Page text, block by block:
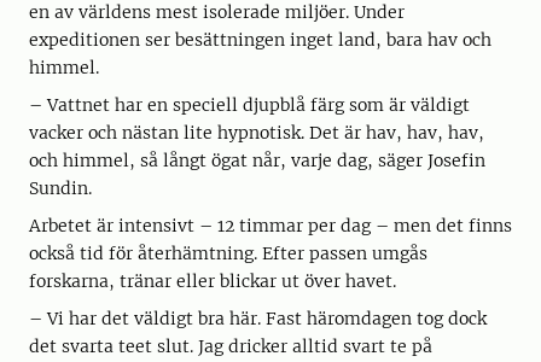
en av världens mest isolerade miljöer. Under
expeditionen ser besättningen inget land, bara hav och
himmel.
– Vattnet har en speciell djupblå färg som är väldigt
vacker och nästan lite hypnotisk. Det är hav, hav, hav,
och himmel, så långt ögat når, varje dag, säger Josefin
Sundin.
Arbetet är intensivt – 12 timmar per dag – men det finns
också tid för återhämtning. Efter passen umgås
forskarna, tränar eller blickar ut över havet.
– Vi har det väldigt bra här. Fast häromdagen tog dock
det svarta teet slut. Jag dricker alltid svart te på